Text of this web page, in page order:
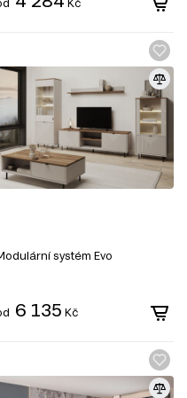
Kč
systém Evo
6 135 Kč